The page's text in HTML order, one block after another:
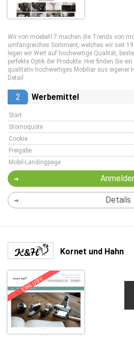
Wir von moebel17 machen die Trends von
umfangreiches Sortiment, welches wir seit
legen wir Wert auf hochwertige Qualität,
perfekte Optik der Produkte. Hier finden Sie
qualitativ hochwertiges Mobiliar aus eigener
Detail.
2 Werbemittel
Start
Stornoquote
Cookie
Freigabe
Mobil-Landingpage
Details
Kornet und Hahn
EXKLUSIV